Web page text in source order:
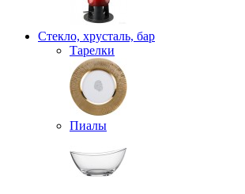
Стекло, хрусталь, бар
Тарелки
Пиалы